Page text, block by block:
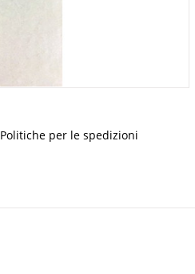
Politiche per le spedizioni